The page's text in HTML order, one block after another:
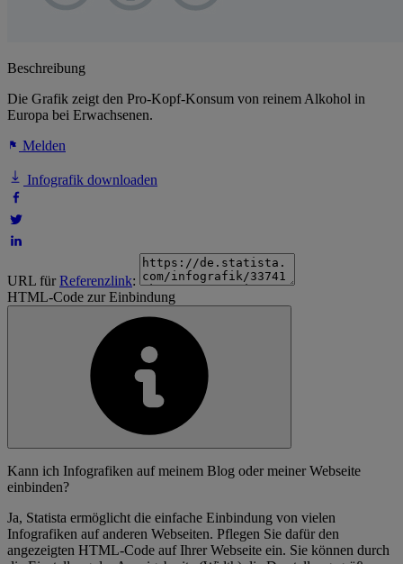
Beschreibung
Die Grafik zeigt den Pro-Kopf-Konsum von reinem Alkohol in
Europa bei Erwachsenen.
Melden
Infografik downloaden
URL fürReferenzlink:
HTML-Code zur Einbindung
Kann ich Infografiken auf meinem Blog oder meiner Webseite
einbinden?
Ja, Statista ermöglicht die einfache Einbindung von vielen
Infografiken auf anderen Webseiten. Pflegen Sie dafür den
angezeigten HTML-Code auf Ihrer Webseite ein. Sie können durch